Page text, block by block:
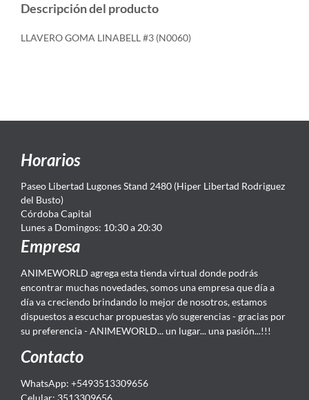
Descripción del producto
LLAVERO GOMA LINABELL #3 (N0060)
Horarios
Paseo Libertad Lugones Stand 2480 (Hiper Libertad Rodriguez
del Busto)
Córdoba Capital
Lunes a Domingos: 10:30 a 20:30
Empresa
ANIMEWORLD agrega esta tienda virtual donde podrás
encontrar muchas novedades, somos una empresa que día a
día va creciendo brindando lo mejor de nosotros, estamos
dispuestos a escuchar propuestas y/o sugerencias - gracias por
su preferencia - ANIMEWORLD... un lugar... una pasión...!!!
Contacto
WhatsApp: +5493513309656
Celular: 3513309656